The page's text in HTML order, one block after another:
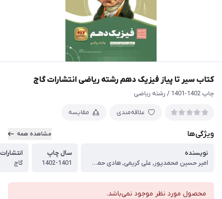
کتاب سیر تا پیاز فیزیک دهم رشته ریاضی انتشارات گاج
چاپ 1402-1401 / رشته ریاضی
علاقه‌مندی مقایسه
ویژگی‌ها مشاهده همه
نویسنده
امیر حسین محمدپور, علی کریمی, هادی حمزه پور
سال چاپ
1402-1401
انتشارات
گاج
محصول مورد نظر موجود نمی‌باشد.